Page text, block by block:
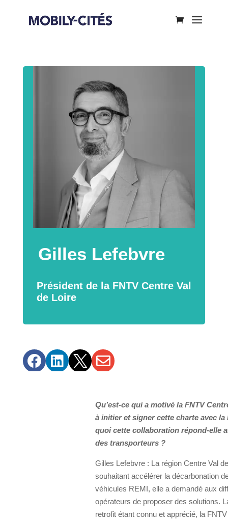
Gilles Lefebvre
Président de la FNTV Centre Val
de Loire
   
Qu’est-ce qui a motivé la FNTV
à initier et signer cette charte avec la
quoi cette collaboration répond-elle
des transporteurs ?
Gilles Lefebvre : La région Centre Val
souhaitant accélérer la décarbonation
véhicules REMI, elle a demandé aux
opérateurs de proposer des solutions.
retrofit étant connu et apprécié, la